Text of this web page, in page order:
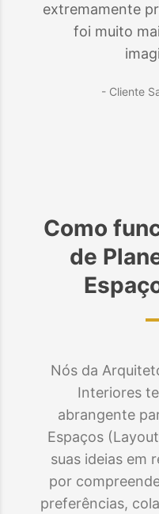
extremamente
foi muito
- Cliente
Como
de
Nós da
Interiores
abrangente
Espaços
suas ideias em
por
preferências,